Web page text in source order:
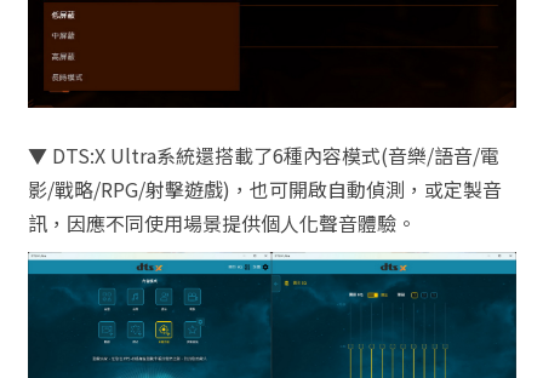
▼ DTS:X Ultra系統還搭載了6種內容模式(音樂/語音/電
影/戰略/RPG/射擊遊戲)，也可開啟自動偵測，或定製音
訊，因應不同使用場景提供個人化聲音體驗。